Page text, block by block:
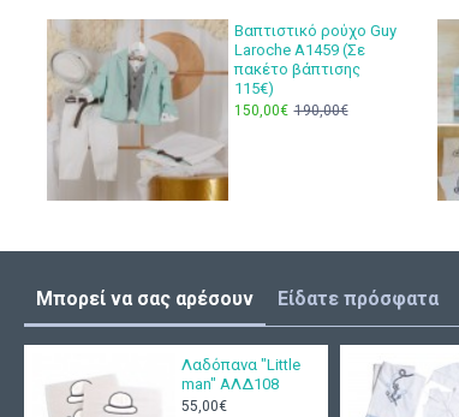
Βαπτιστικό ρούχο Guy
Laroche Α1459 (Σε
πακέτο βάπτισης
115€)
150,00€ 190,00€
Μπορεί να σας αρέσουν Είδατε πρόσφατα
Λαδόπανα "Little
man" ΑΛΔ108
55,00€